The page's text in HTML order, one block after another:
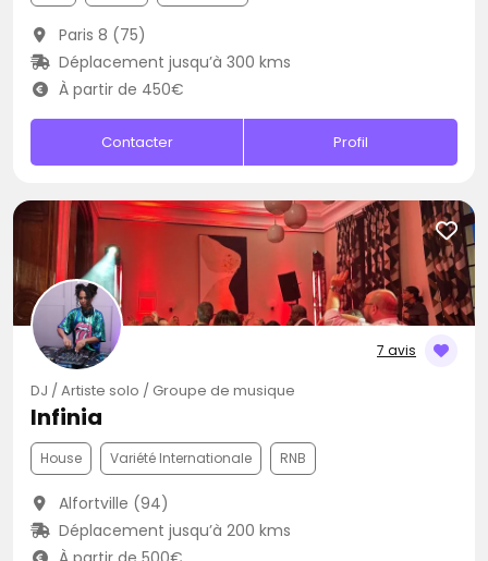
Paris 8 (75)
Déplacement jusqu’à 300 kms
À partir de 450€
Contacter Profil
7 avis
DJ / Artiste solo / Groupe de musique
Infinia
House Variété Internationale RNB
Alfortville (94)
Déplacement jusqu’à 200 kms